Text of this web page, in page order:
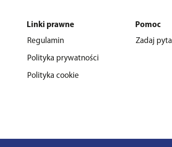
Linki prawne
Regulamin
Polityka prywatności
Polityka cookie
Pomoc
Zadaj